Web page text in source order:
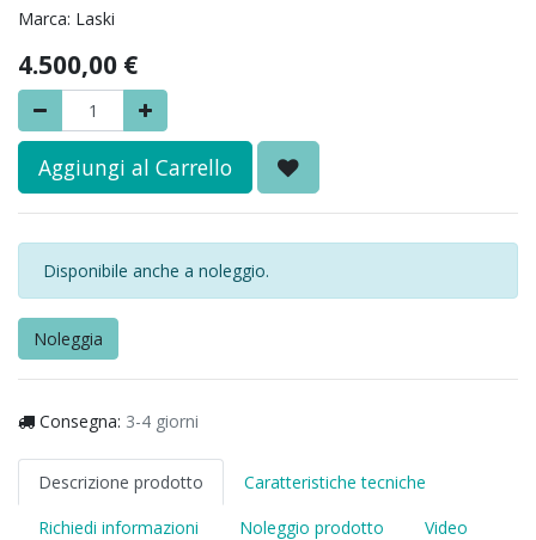
Marca: Laski
4.500,00 €
Aggiungi al Carrello
Disponibile anche a noleggio.
Noleggia
Consegna: 3-4 giorni
Descrizione prodotto
Caratteristiche tecniche
Richiedi informazioni
Noleggio prodotto Video